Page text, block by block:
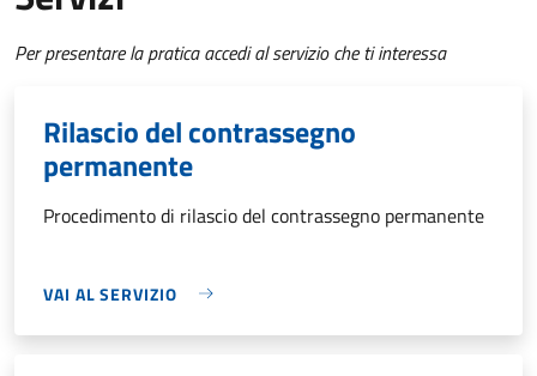
Per presentare la pratica accedi al servizio che ti interessa
Rilascio del contrassegno
permanente
Procedimento di rilascio del contrassegno permanente
VAI AL SERVIZIO